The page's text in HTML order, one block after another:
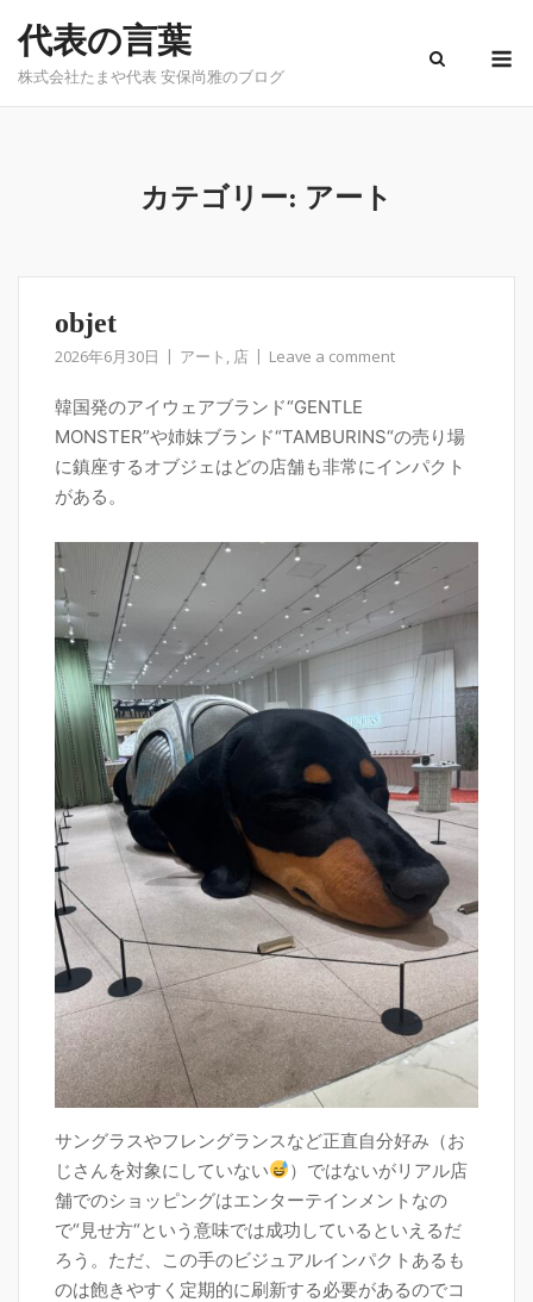
content
代表の言葉
株式会社たまや代表 安保尚雅のブログ
カテゴリー: アート
objet
2026年6月30日 アート , 店 Leave a comment
韓国発のアイウェアブランド“GENTLE
MONSTER”や姉妹ブランド“TAMBURINS“の売り場
に鎮座するオブジェはどの店舗も非常にインパクト
がある。
サングラスやフレングランスなど正直自分好み（お
じさんを対象にしていない
）ではないがリアル店
舗でのショッピングはエンターテインメントなの
で“見せ方“という意味では成功しているといえるだ
ろう。ただ、この手のビジュアルインパクトあるも
のは飽きやすく定期的に刷新する必要があるのでコ